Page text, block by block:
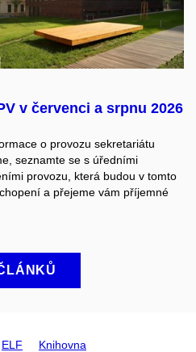
v červenci a srpnu 2026
o provozu sekretariátu
seznamte se s úředními
provozu, která budou v tomto
a přejeme vám příjemné
ELF Knihovna